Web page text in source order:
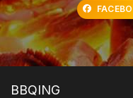
BBQING